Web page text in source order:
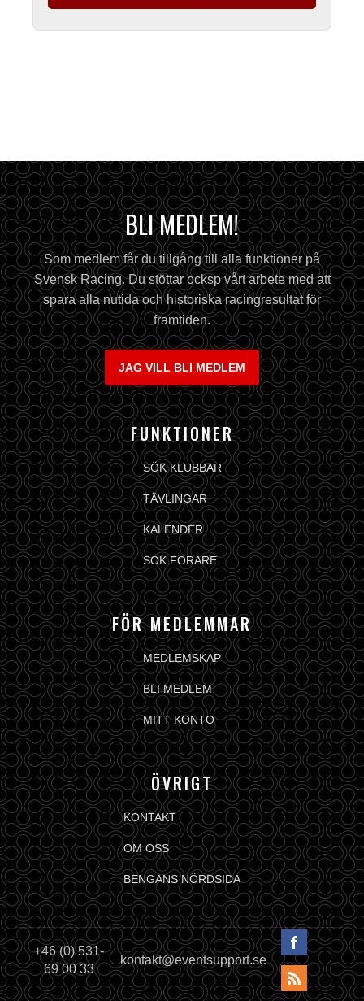
BLI MEDLEM!
Som medlem får du tillgång till alla funktioner på
Svensk Racing. Du stöttar ocksp vårt arbete med att
spara alla nutida och historiska racingresultat för
framtiden.
JAG VILL BLI MEDLEM
FUNKTIONER
SÖK KLUBBAR
TÄVLINGAR
KALENDER
SÖK FÖRARE
FÖR MEDLEMMAR
MEDLEMSKAP
BLI MEDLEM
MITT KONTO
ÖVRIGT
KONTAKT
OM OSS
BENGANS NÖRDSIDA
+46 (0) 531-
69 00 33
kontakt@eventsupport.se